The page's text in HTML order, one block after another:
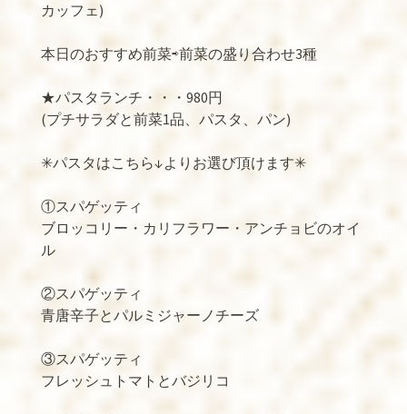
カッフェ)
本日のおすすめ前菜⇨前菜の盛り合わせ3種
★パスタランチ・・・980円
(プチサラダと前菜1品、パスタ、パン)
✳︎パスタはこちら↓よりお選び頂けます✳︎
①スパゲッティ
ブロッコリー・カリフラワー・アンチョビのオイ
ル
②スパゲッティ
青唐辛子とパルミジャーノチーズ
③スパゲッティ
フレッシュトマトとバジリコ